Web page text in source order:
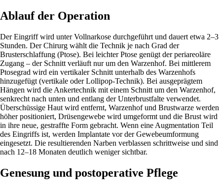
Ablauf der Operation
Der Eingriff wird unter Vollnarkose durchgeführt und dauert etwa 2–3
Stunden. Der Chirurg wählt die Technik je nach Grad der
Brusterschlaffung (Ptose). Bei leichter Ptose genügt der periareoläre
Zugang – der Schnitt verläuft nur um den Warzenhof. Bei mittlerem
Ptosegrad wird ein vertikaler Schnitt unterhalb des Warzenhofs
hinzugefügt (vertikale oder Lollipop-Technik). Bei ausgeprägtem
Hängen wird die Ankertechnik mit einem Schnitt um den Warzenhof,
senkrecht nach unten und entlang der Unterbrustfalte verwendet.
Überschüssige Haut wird entfernt, Warzenhof und Brustwarze werden
höher positioniert, Drüsengewebe wird umgeformt und die Brust wird
in ihre neue, gestraffte Form gebracht. Wenn eine Augmentation Teil
des Eingriffs ist, werden Implantate vor der Gewebeumformung
eingesetzt. Die resultierenden Narben verblassen schrittweise und sind
nach 12–18 Monaten deutlich weniger sichtbar.
Genesung und postoperative Pflege